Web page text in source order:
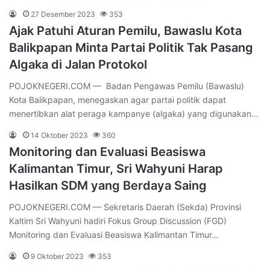
27 Desember 2023 353
Ajak Patuhi Aturan Pemilu, Bawaslu Kota
Balikpapan Minta Partai Politik Tak Pasang
Algaka di Jalan Protokol
POJOKNEGERI.COM — Badan Pengawas Pemilu (Bawaslu)
Kota Balikpapan, menegaskan agar partai politik dapat
menertibkan alat peraga kampanye (algaka) yang digunakan…
14 Oktober 2023 360
Monitoring dan Evaluasi Beasiswa
Kalimantan Timur, Sri Wahyuni Harap
Hasilkan SDM yang Berdaya Saing
POJOKNEGERI.COM — Sekretaris Daerah (Sekda) Provinsi
Kaltim Sri Wahyuni hadiri Fokus Group Discussion (FGD)
Monitoring dan Evaluasi Beasiswa Kalimantan Timur…
9 Oktober 2023 353